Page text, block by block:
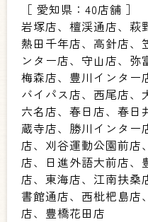
［ 愛知県：40店舗 ］
岩塚店、檀渓通店、萩
熱田千年店、高針店、
ンター店、守山店、弥
梅森店、豊川インター
バイパス店、西尾店、
六名店、春日店、春日
蔵寺店、勝川インター
店、刈谷運動公園前店
店、日進外語大前店、
店、東海店、江南扶桑
書館通店、西枇杷島店
店、豊橋花田店